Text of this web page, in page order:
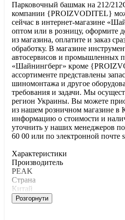
Парковочный башмак на 212/
компании {PROIZVODITEL}
сейчас в интернет-магазине
оптом или в розницу, оформите
из магазина, оплатите и заказ
обработку. В магазине
автосервисов и промышленных
«Шайнингберг» кроме
ассортименте представлены
шиномонтажа и другое
требования и задачи. Мы
регион Украины. Вы можете
из нашем розничном магазине в
информацию о стоимости и
уточнить у наших менеджеров
60 00 или по электронной почте
Характеристики
Производитель
PEAK
Страна
Китай
Розгорнути